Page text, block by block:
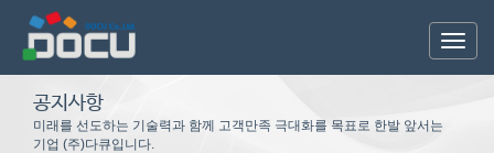
공지사항
미래를 선도하는 기술력과 함께 고객만족 극대화를 목표로 한발 앞서는
기업 (주)다큐입니다.